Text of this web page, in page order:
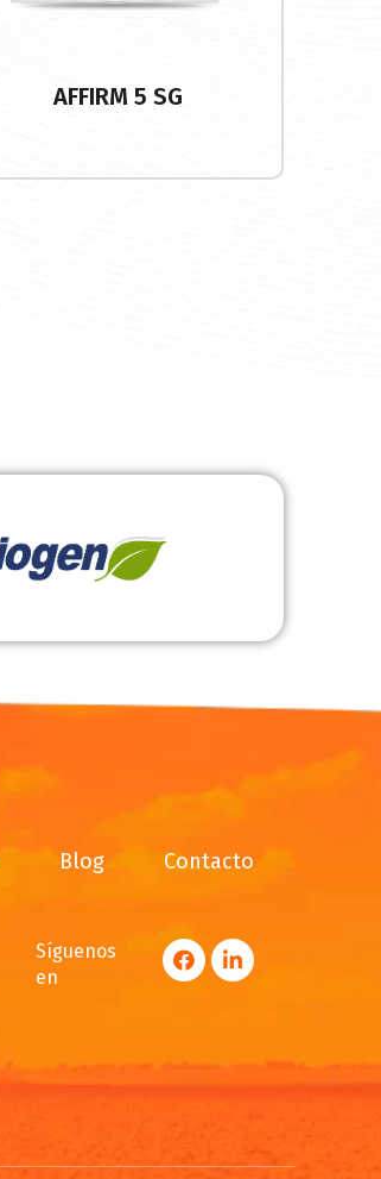
AFFIRM 5 SG
Blog Contacto
Síguenos
en